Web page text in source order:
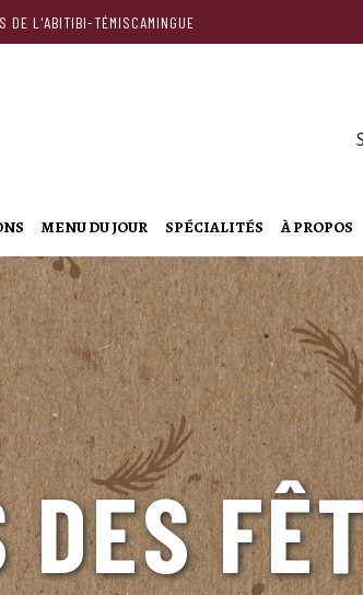
DE L'ABITIBI-TÉMISCAMINGUE
MENU DU JOUR SPÉCIALITÉS À PROPOS
DES